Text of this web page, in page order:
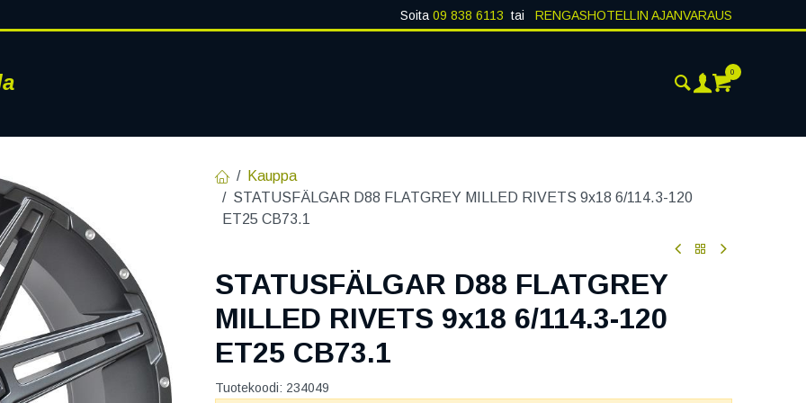
Soita 09 838 6113 tai RENGASHOTELLIN AJANVARAUS
RENKAAT
0
Kauppa
STATUSFÄLGAR D88 FLATGREY MILLED RIVETS 9x18 6/114.3-120
ET25 CB73.1
STATUSFÄLGAR D88 FLATGREY
MILLED RIVETS 9x18 6/114.3-120
ET25 CB73.1
Tuotekoodi: 234049